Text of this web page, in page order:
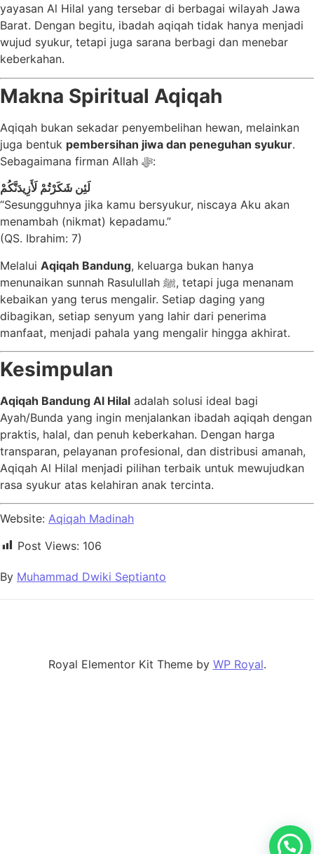
yayasan Al Hilal yang tersebar di berbagai wilayah Jawa
Barat. Dengan begitu, ibadah aqiqah tidak hanya menjadi
wujud syukur, tetapi juga sarana berbagi dan menebar
keberkahan.
Makna Spiritual Aqiqah
Aqiqah bukan sekadar penyembelihan hewan, melainkan
juga bentuk pembersihan jiwa dan peneguhan syukur.
Sebagaimana firman Allah ﷻ:
لَئِن شَكَرْتُمْ لَأَزِيدَنَّكُمْ
“Sesungguhnya jika kamu bersyukur, niscaya Aku akan
menambah (nikmat) kepadamu.”
(QS. Ibrahim: 7)
Melalui Aqiqah Bandung, keluarga bukan hanya
menunaikan sunnah Rasulullah ﷺ, tetapi juga menanam
kebaikan yang terus mengalir. Setiap daging yang
dibagikan, setiap senyum yang lahir dari penerima
manfaat, menjadi pahala yang mengalir hingga akhirat.
Kesimpulan
Aqiqah Bandung Al Hilal adalah solusi ideal bagi
Ayah/Bunda yang ingin menjalankan ibadah aqiqah dengan
praktis, halal, dan penuh keberkahan. Dengan harga
transparan, pelayanan profesional, dan distribusi amanah,
Aqiqah Al Hilal menjadi pilihan terbaik untuk mewujudkan
rasa syukur atas kelahiran anak tercinta.
Website: Aqiqah Madinah
Post Views: 106
By Muhammad Dwiki Septianto
Royal Elementor Kit Theme by WP Royal.